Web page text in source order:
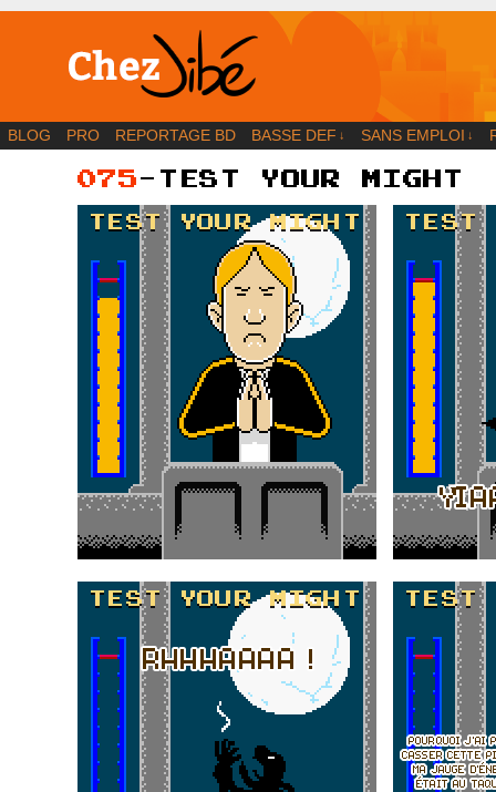
BD | Illustration | Blog
BLOG PRO REPORTAGE BD BASSE DEF ↓ SANS EMPLOI ↓